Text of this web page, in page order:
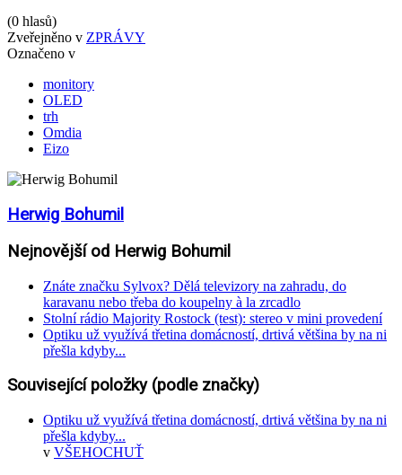
(0 hlasů)
Zveřejněno v ZPRÁVY
Označeno v
monitory
OLED
trh
Omdia
Eizo
Herwig Bohumil
Nejnovější od Herwig Bohumil
Znáte značku Sylvox? Dělá televizory na zahradu, do
karavanu nebo třeba do koupelny à la zrcadlo
Stolní rádio Majority Rostock (test): stereo v mini provedení
Optiku už využívá třetina domácností, drtivá většina by na ni
přešla kdyby...
Související položky (podle značky)
Optiku už využívá třetina domácností, drtivá většina by na ni
přešla kdyby...
v VŠEHOCHUŤ